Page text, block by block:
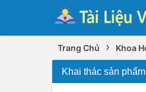
Trang Chủ › Khoa
Khai thác sản